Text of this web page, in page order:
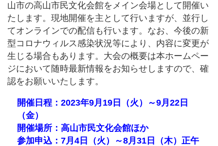
山市の高山市民文化会館をメイン会場として開催い
たします。現地開催を主として行いますが、並行し
てオンラインでの配信も行います。なお、今後の新
型コロナウィルス感染状況等により、内容に変更が
生じる場合もあります。大会の概要は本ホームペー
ジにおいて随時最新情報をお知らせしますので、確
認をお願いいたします。
開催日程：2023年9月19日（火）～9月22日
（金）
開催場所：高山市民文化会館ほか
参加申込：7月4日（火）～8月31日（木）正午